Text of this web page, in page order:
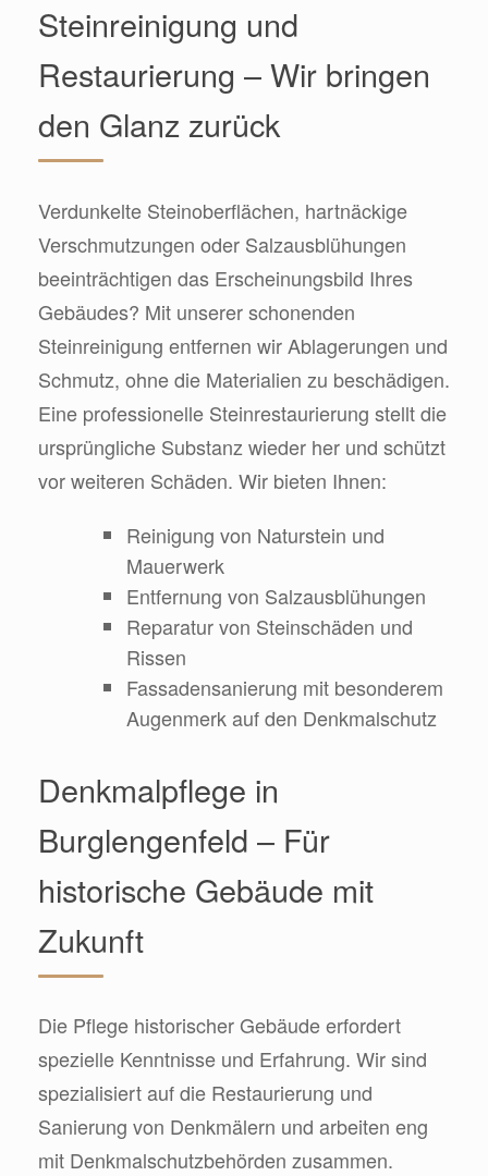
Steinreinigung und
Restaurierung – Wir bringen
den Glanz zurück
Verdunkelte Steinoberflächen, hartnäckige
Verschmutzungen oder Salzausblühungen
beeinträchtigen das Erscheinungsbild Ihres
Gebäudes? Mit unserer schonenden
Steinreinigung entfernen wir Ablagerungen und
Schmutz, ohne die Materialien zu beschädigen.
Eine professionelle Steinrestaurierung stellt die
ursprüngliche Substanz wieder her und schützt
vor weiteren Schäden. Wir bieten Ihnen:
Reinigung von Naturstein und
Mauerwerk
Entfernung von Salzausblühungen
Reparatur von Steinschäden und
Rissen
Fassadensanierung mit besonderem
Augenmerk auf den Denkmalschutz
Denkmalpflege in
Burglengenfeld – Für
historische Gebäude mit
Zukunft
Die Pflege historischer Gebäude erfordert
spezielle Kenntnisse und Erfahrung. Wir sind
spezialisiert auf die Restaurierung und
Sanierung von Denkmälern und arbeiten eng
mit Denkmalschutzbehörden zusammen.